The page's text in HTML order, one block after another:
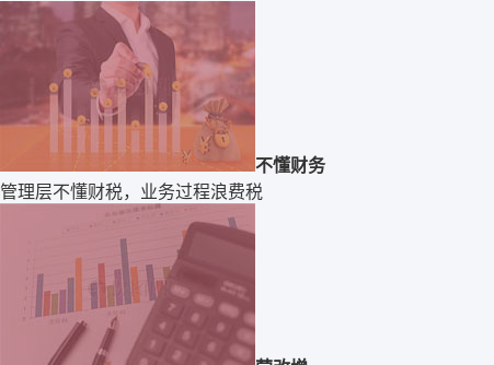
不懂财务
管理层不懂财税，业务过程浪费税